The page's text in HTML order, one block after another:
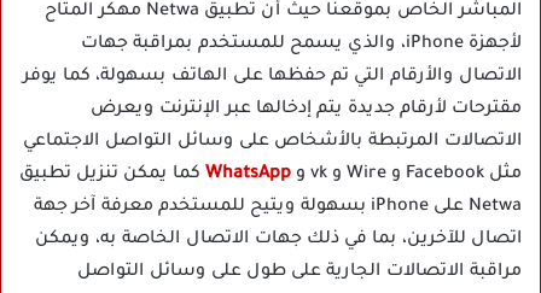
المباشر الخاص بموقعنا حيث أن تطبيق Netwa مهكر المتاح
لأجهزة iPhone، والذي يسمح للمستخدم بمراقبة جهات
الاتصال والأرقام التي تم حفظها على الهاتف بسهولة، كما يوفر
مقترحات لأرقام جديدة يتم إدخالها عبر الإنترنت ويعرض
الاتصالات المرتبطة بالأشخاص على وسائل التواصل الاجتماعي
مثل Facebook و Wire و vk و
WhatsApp كما يمكن تنزيل تطبيق
Netwa على iPhone بسهولة ويتيح للمستخدم معرفة آخر جهة
اتصال للآخرين، بما في ذلك جهات الاتصال الخاصة به، ويمكن
مراقبة الاتصالات الجارية على طول على وسائل التواصل